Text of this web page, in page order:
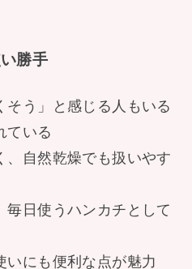
勝手
そう」と感じる人もいる
ている
、自然乾燥でも扱いやす
毎日使うハンカチとして
いにも便利な点が魅力